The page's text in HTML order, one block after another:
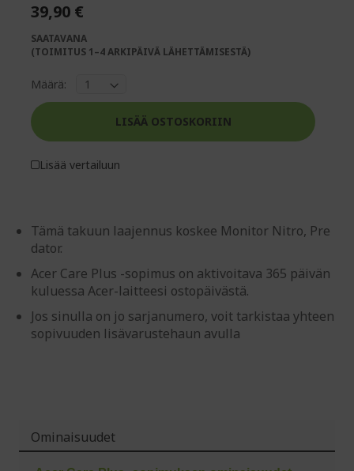
images
gallery
the
images
gallery
Tämä takuun laajennus koskee Monitor Nitro, Pre
dator.
Acer Care Plus -sopimus on aktivoitava 365 päivän
kuluessa Acer-laitteesi ostopäivästä.
Jos sinulla on jo sarjanumero, voit tarkistaa yhteen
sopivuuden lisävarustehaun avulla
39,90 €
SAATAVANA
(TOIMITUS 1–4 ARKIPÄIVÄ LÄHETTÄMISESTÄ)
Määrä:
LISÄÄ OSTOSKORIIN
Lisää vertailuun
Ominaisuudet